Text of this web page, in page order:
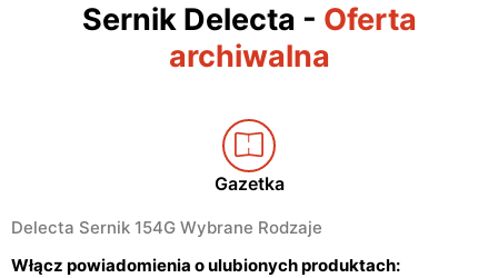
Sernik Delecta - Oferta
archiwalna
Gazetka
Delecta Sernik 154G Wybrane Rodzaje
Włącz powiadomienia o ulubionych produktach: